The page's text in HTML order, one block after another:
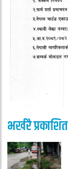
भर्खरै प्रकाशित